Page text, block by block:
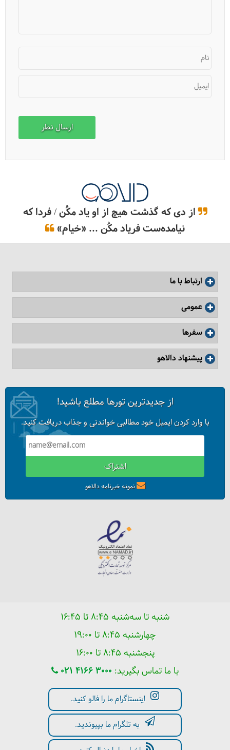
نام
ایمیل
از دی که گذشت هیچ از او یاد مکُن / فردا که
نیامده‌ست فریاد مکُن ... «خیام»
ارتباط با ما
عمومی
سفرها
پیشنهاد دالاهو
از جدیدترین تورها مطلع باشید!
با وارد کردن ایمیل خود مطالبی خواندنی و جذاب دریافت کنید.
اشتراک
نمونه خبرنامه دالاهو
شنبه تا سه‌شنبه ۸:۴۵ تا ۱۶:۴۵
چهارشنبه ۸:۴۵ تا ۱۹:۰۰
پنجشنبه ۸:۴۵ تا ۱۶:۰۰
با ما تماس بگیرید: 021 4166 3000
اینستاگرام ما را فالو کنید.
به تلگرام ما بپیوندید.